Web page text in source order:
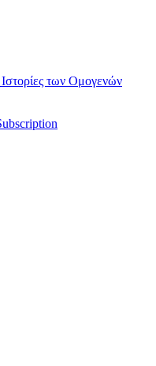
Ιστορίες των Ομογενών